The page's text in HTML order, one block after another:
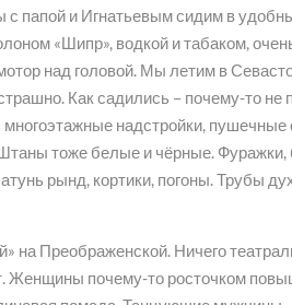
папой и Игнатьевым сидим в
«Шипр», водкой и табаком,
над головой. Мы летим в
Как садились – почему-то
надстройки,
тоже белые и чёрные. Фуражки,
рынд, кортики, погоны. Трубы
на Преображенской. Ничего
Женщины почему-то росточком